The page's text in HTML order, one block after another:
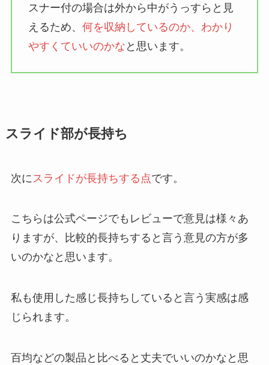
スナー付の場合は外から中がうっすらと見
えるため、 何を収納しているのか、わかり
やすくていいのかな と思います。
スライド部が長持ち
次に スライドが長持ちする点です。
こちらは公式ページでもレビューで意見は様々あ
りますが、比較的長持ちすると言う意見の方が多
いのかなと思います。
私も使用した感じ長持ちしていると言う実感は感
じられます。
百均などの製品と比べると丈夫でいいのかなと思